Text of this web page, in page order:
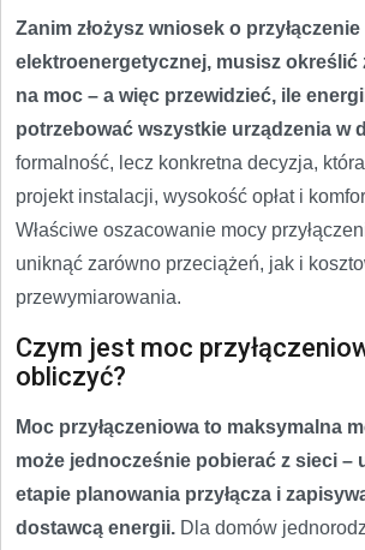
Zanim złożysz wniosek o
elektroenergetycznej, musisz określić
na moc – a więc przewidzieć, ile
potrzebować wszystkie urządzenia w
formalność, lecz konkretna decyzja,
projekt instalacji, wysokość opłat i
Właściwe oszacowanie mocy
uniknąć zarówno przeciążeń, jak i
przewymiarowania.
Czym jest moc
obliczyć?
Moc przyłączeniowa to maksymalna
może jednocześnie pobierać z sieci –
etapie planowania przyłącza i
dostawcą energii. Dla domów